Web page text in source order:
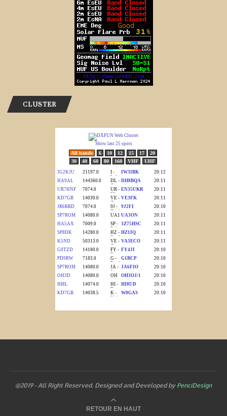
CLUSTER
@2019 - All Right Reserved. Designed and Developed by PenciDesign
RETOUR EN HAUT